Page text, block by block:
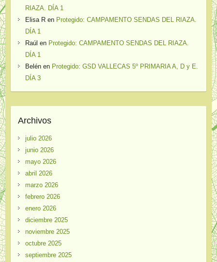
RIAZA. DÍA 1
Elisa Ren Protegido: CAMPAMENTO SENDAS DEL RIAZA.
DÍA 1
Raúl en Protegido: CAMPAMENTO SENDAS DEL RIAZA.
DÍA 1
Belénen Protegido: GSD VALLECAS 5º PRIMARIA A, D y E.
DÍA 3
Archivos
julio 2026
junio 2026
mayo 2026
abril 2026
marzo 2026
febrero 2026
enero 2026
diciembre 2025
noviembre 2025
octubre 2025
septiembre 2025